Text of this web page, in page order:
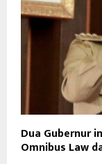
Dua Gubernur
Omnibus Law